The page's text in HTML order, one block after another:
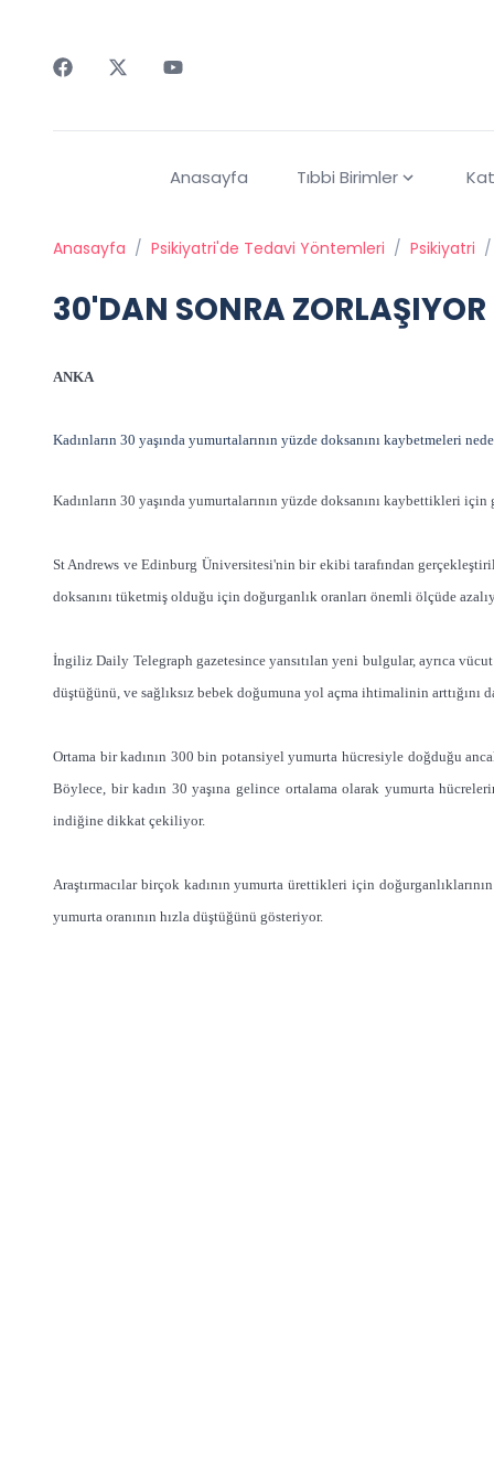
Anasayfa Tıbbi Birimler
Anasayfa / Psikiyatri'de Tedavi Yöntemleri / Psikiyatri /
30'DAN SONRA ZORLAŞIYOR
ANKA
Kadınların 30 yaşında yumurtalarının yüzde doksanını kaybetmeleri
Kadınların 30 yaşında yumurtalarının yüzde doksanını kaybettikleri
St Andrews ve Edinburg Üniversitesi'nin bir ekibi tarafından
doksanını tüketmiş olduğu için doğurganlık oranları önemli ölçüde
İngiliz Daily Telegraph gazetesince yansıtılan yeni bulgular, ayrıca
düştüğünü, ve sağlıksız bebek doğumuna yol açma ihtimalinin arttığını
Ortama bir kadının 300 bin potansiyel yumurta hücresiyle doğduğu
Böylece, bir kadın 30 yaşına gelince ortalama olarak yumurta
indiğine dikkat çekiliyor.
Araştırmacılar birçok kadının yumurta ürettikleri için
yumurta oranının hızla düştüğünü gösteriyor.